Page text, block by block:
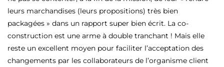
leurs marchandises (leurs propositions) très bien
packagées » dans un rapport super bien écrit. La co-
construction est une arme à double tranchant ! Mais elle
reste un excellent moyen pour faciliter l’acceptation des
changements par les collaborateurs de l’organisme client